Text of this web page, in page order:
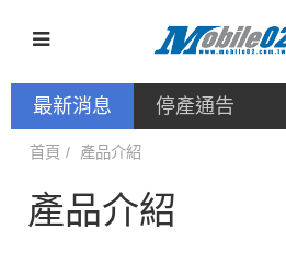
最新消息 新品上架－手
首頁 產品介紹
產品介紹